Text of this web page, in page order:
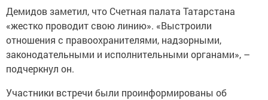
Демидов заметил, что Счетная палата Татарстана
«жестко проводит свою линию». «Выстроили
отношения с правоохранителями, надзорными,
законодательными и исполнительными органами», –
подчеркнул он.
Участники встречи были проинформированы об